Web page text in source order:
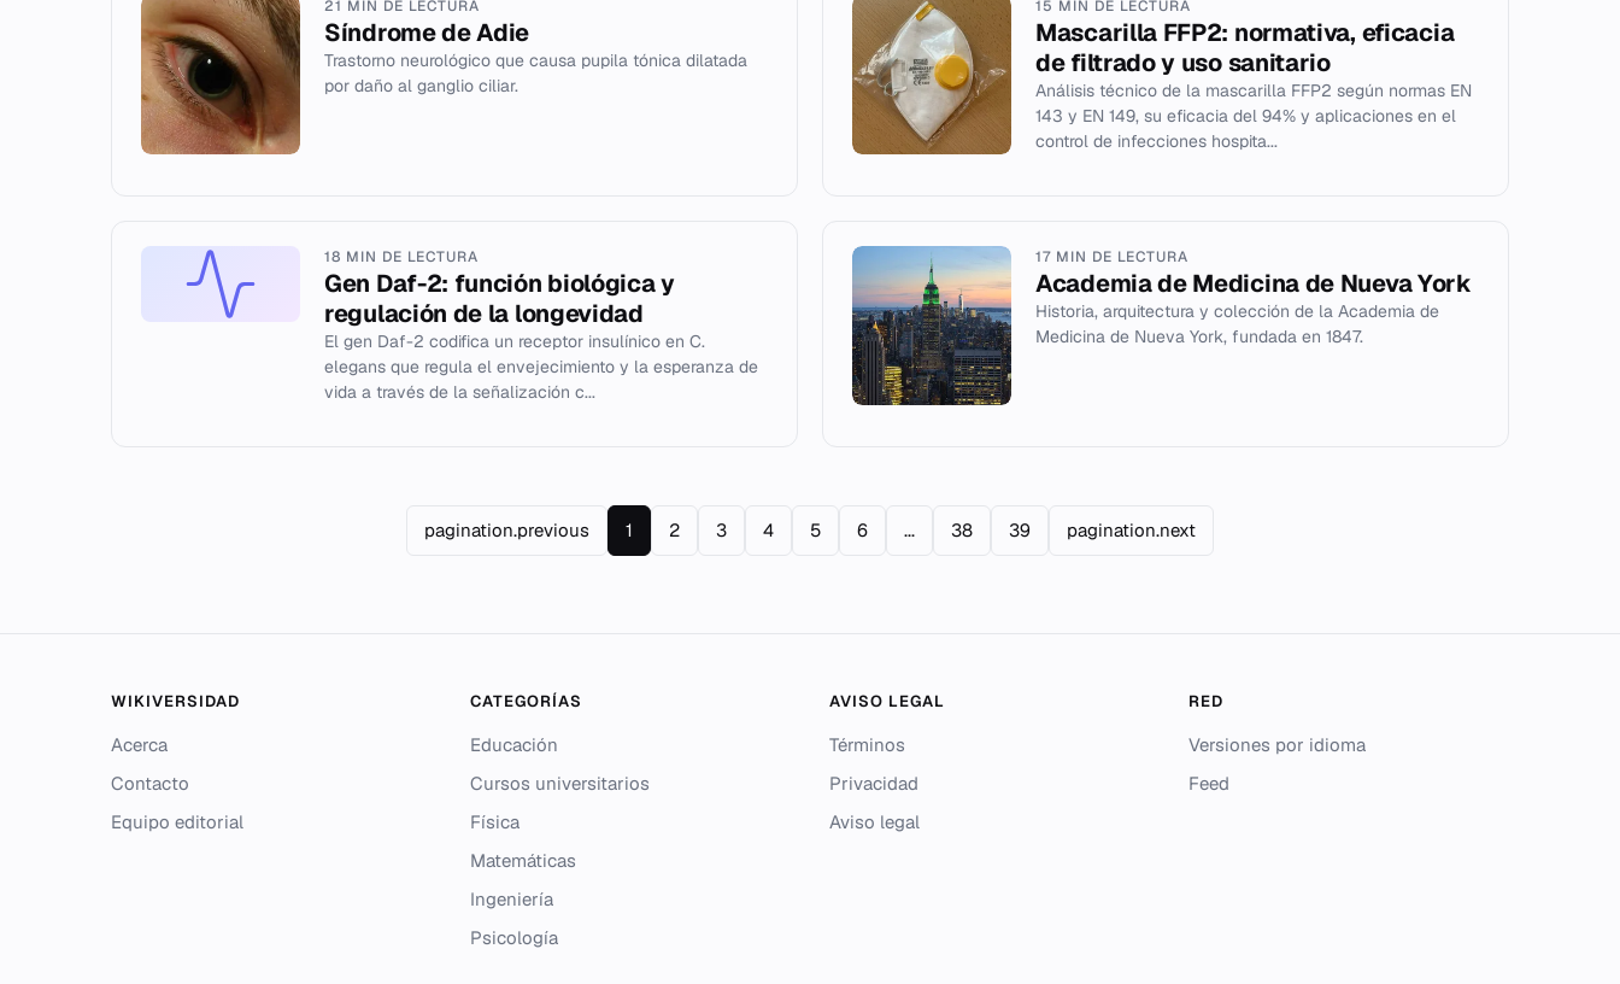
21 MIN DE LECTURA
Síndrome de Adie
Trastorno neurológico que causa pupila tónica dilatada
por daño al ganglio ciliar.
15 MIN DE LECTURA
Mascarilla FFP2: normativa, eficacia
de filtrado y uso sanitario
Análisis técnico de la mascarilla FFP2 según normas EN
143 y EN 149, su eficacia del 94% y aplicaciones en el
control de infecciones hospita...
18 MIN DE LECTURA
Gen Daf-2: función biológica y
regulación de la longevidad
El gen Daf-2 codifica un receptor insulínico en C.
elegans que regula el envejecimiento y la esperanza de
vida a través de la señalización c...
17 MIN DE LECTURA
Academia de Medicina de Nueva York
Historia, arquitectura y colección de la Academia de
Medicina de Nueva York, fundada en 1847.
pagination.previous 1 2 3 4 5 6 ... 38 39 pagination.next
WIKIVERSIDAD
Acerca
Contacto
Equipo editorial
CATEGORÍAS
Educación
Cursos universitarios
Física
Matemáticas
Ingeniería
Psicología
AVISO LEGAL
Términos
Privacidad
Aviso legal
RED
Versiones por idioma
Feed